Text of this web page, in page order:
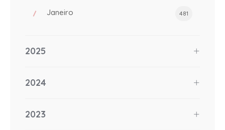
Janeiro 481
2025
2024
2023